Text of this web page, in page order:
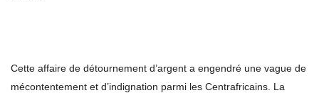
Cette affaire de détournement d’argent a engendré une vague de
mécontentement et d’indignation parmi les Centrafricains. La